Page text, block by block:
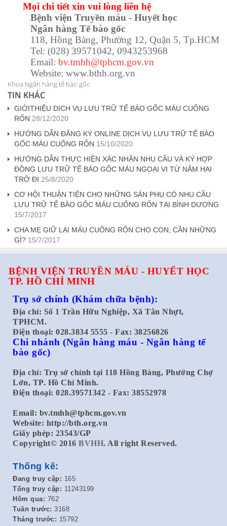
Mọi chi tiết xin vui lòng liên hệ
Bệnh viện Truyền máu - Huyết học
Ngân hàng Tế bào gốc
118, Hồng Bàng, Phường 12, Quận 5, Tp.HCM
Tel: (028) 39571042, 0943253968
Email: bv.tmhh@tphcm.gov.vn
Website: www.bthh.org.vn
Khoa Ngân hàng tế bào gốc
TIN KHÁC
GIỚITHIỆU DỊCH VỤ LƯU TRỮ TẾ BÀO GỐC MÁU CUỐNG
RỐN 28/12/2020
HƯỚNG DẪN ĐĂNG KÝ ONLINE DỊCH VỤ LƯU TRỮ TẾ BÀO
GỐC MÁU CUỐNG RỐN 15/10/2020
HƯỚNG DẪN THỰC HIỆN XÁC NHẬN NHU CẦU VÀ KÝ HỢP
ĐỒNG LƯU TRỮ TẾ BÀO GỐC MÁU NGOẠI VI TỪ NĂM HAI
TRỞ ĐI 25/8/2020
CƠ HỘI THUẬN TIỆN CHO NHỮNG SẢN PHỤ CÓ NHU CẦU
LƯU TRỮ TẾ BÀO GỐC MÁU CUỐNG RỐN TẠI BÌNH DƯƠNG
15/7/2017
CHA MẸ GIỮ LẠI MÁU CUỐNG RỐN CHO CON, CẦN NHỮNG
GÌ? 15/7/2017
BỆNH VIỆN TRUYỀN MÁU - HUYẾT HỌC
TP. HỒ CHÍ MINH
Trụ sở chính (Khám chữa bệnh):
Địa chỉ: Số 1 Trần Hữu Nghiệp, Xã Tân Nhựt,
TPHCM.
Điện thoại: 028.3834 5555 - Fax: 38256826
Chi nhánh (Ngân hàng máu - Ngân hàng tế
bào gốc)
Địa chỉ: Trụ sở chính tại 118 Hồng Bàng, Phường Chợ
Lớn, TP. Hồ Chí Minh.
Điện thoại: 028.39571342 - Fax: 38552978
Email: bv.tmhh@tphcm.gov.vn
Website: http://bth.org.vn
Giấy phép: 23543/GP
Copyright© 2016 BVHH. All right Reserved.
Thống kê:
Đang truy cập: 165
Tổng truy cập: 11243199
Hôm qua: 762
Tuần trước: 3168
Tháng trước: 15792